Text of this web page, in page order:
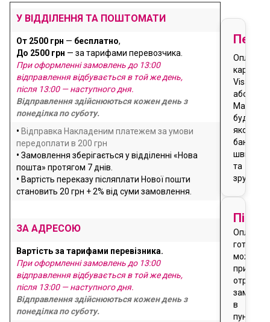
У ВІДДІЛЕННЯ ТА ПОШТОМАТИ
От 2500 грн — бесплатно,
До 2500 грн — за тарифами перевозчика.
При оформленні замовлень до 13:00
відправлення відбувається в той же день,
після 13:00 — наступного дня.
Відправлення здійснюються кожен день з
понеділка по суботу.
• Відправка Накладеним платежем за умови
передоплати в 200 грн
• Замовлення зберігається у відділенні «Нова
пошта» протягом 7 днів.
• Вартість переказу післяплати Нової пошти
становить 20 грн + 2% від суми замовлення.
ЗА АДРЕСОЮ
Вартість за тарифами перевізника.
При оформленні замовлень до 13:00
відправлення відбувається в той же день,
після 13:00 — наступного дня.
Відправлення здійснюються кожен день з
понеділка по суботу.
Оплата
карткою
Visa
або
будь-
якого
банку
швидко
та
зручно
Оплата
готівкою
можлива
при
в
пункті